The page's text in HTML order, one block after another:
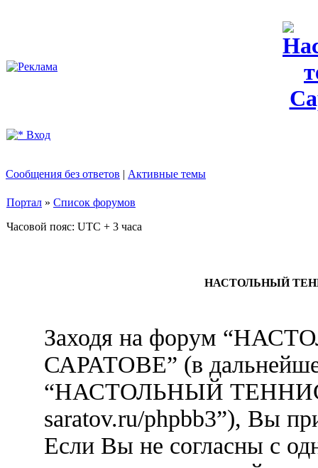
Вход
Сообщения без ответов | Активные темы
Портал » Список форумов
Часовой пояс: UTC + 3 часа
НАСТОЛЬНЫЙ
Заходя на форум
САРАТОВЕ” (в
“НАСТОЛЬНЫЙ ТЕННИС
saratov.ru/phpbb3”), Вы
Если Вы не согласны с